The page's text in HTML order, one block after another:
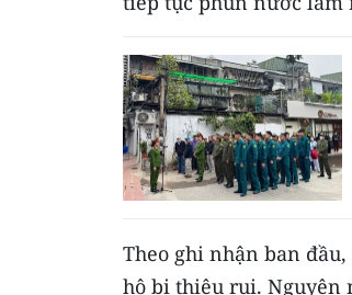
Theo ghi nhận ban
hộ bị thiêu rụi. Nguyên